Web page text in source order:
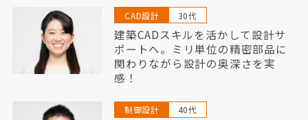
CAD設計 30代
建築CADスキルを活かして設計サ
ポートへ。ミリ単位の精密部品に
関わりながら設計の奥深さを実
感！
制御設計 40代